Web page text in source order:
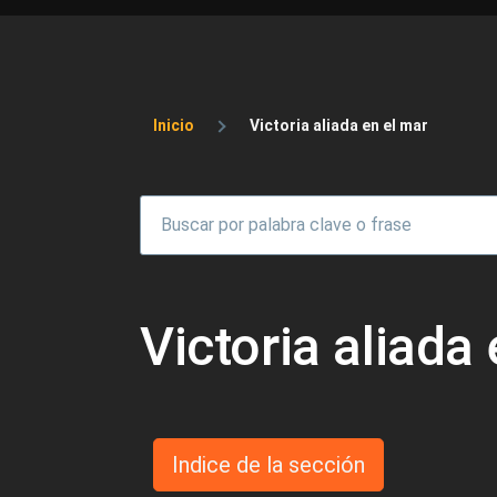
Sobrescribir enlaces
Inicio Victoria aliada en el mar
Victoria aliada
Indice de la sección